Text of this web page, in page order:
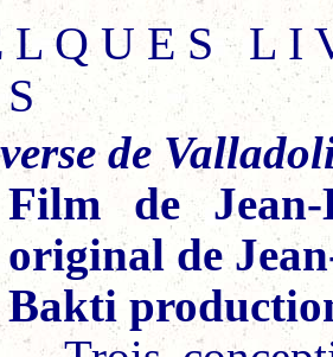
L Q U E S
L I
de
Film de Jean-
original de
Bakti